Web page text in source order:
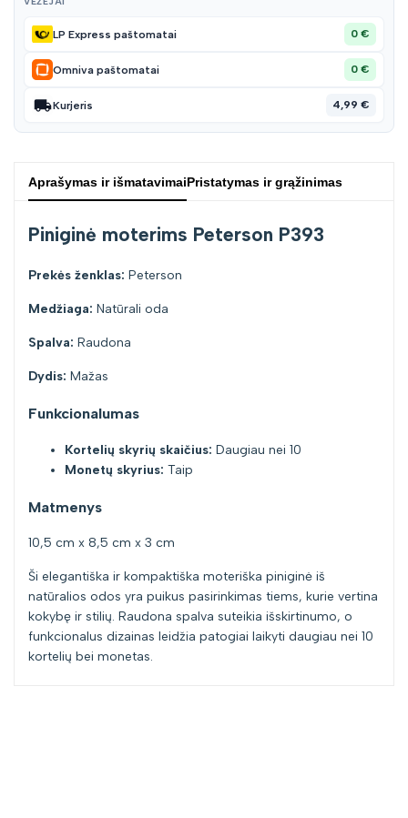
LP Express paštomatai 0 €
Omniva paštomatai 0 €
Kurjeris 4,99 €
Aprašymas ir išmatavimaiPristatymas ir grąžinimas
Piniginė moterims Peterson P393
Prekės ženklas: Peterson
Medžiaga: Natūrali oda
Spalva: Raudona
Dydis: Mažas
Funkcionalumas
Kortelių skyrių skaičius: Daugiau nei 10
Monetų skyrius: Taip
Matmenys
10,5 cm x 8,5 cm x 3 cm
Ši elegantiška ir kompaktiška moteriška piniginė iš
natūralios odos yra puikus pasirinkimas tiems, kurie vertina
kokybę ir stilių. Raudona spalva suteikia išskirtinumo, o
funkcionalus dizainas leidžia patogiai laikyti daugiau nei 10
kortelių bei monetas.